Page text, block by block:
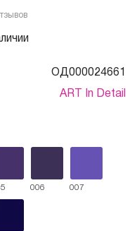
ОД000024661
ART In Detail
006 007